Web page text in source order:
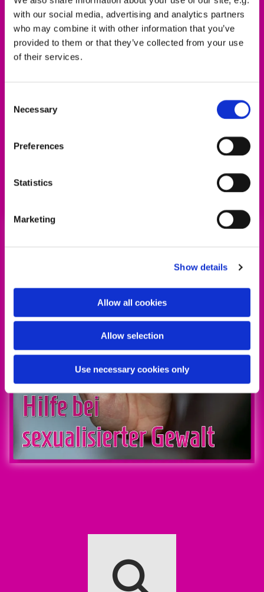
with our social media, advertising and analytics partners
who may combine it with other information that you’ve
provided to them or that they’ve collected from your use
of their services.
Selection
Necessary
Preferences
Statistics
Marketing
Show details
Allow all cookies
Allow selection
Use necessary cookies only